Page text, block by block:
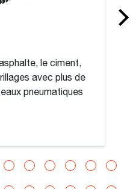
le ciment,
avec plus de
pneumatiques